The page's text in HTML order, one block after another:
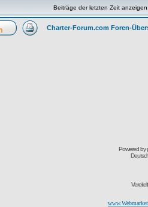
Beiträge der letzten Zeit
Charter-Forum.com Foren-
Powered by